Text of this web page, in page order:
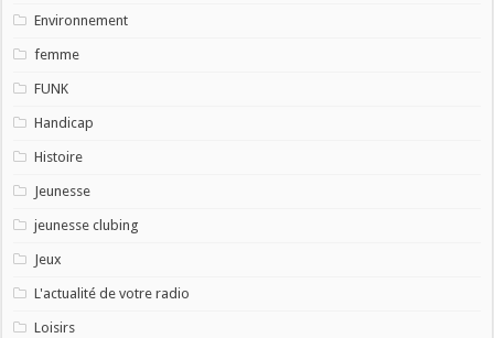
Environnement
femme
FUNK
Handicap
Histoire
Jeunesse
jeunesse clubing
Jeux
L'actualité de votre radio
Loisirs